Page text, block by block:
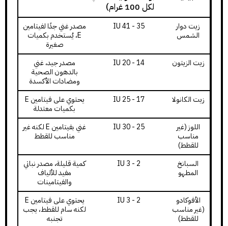
لكل 100 غرام)
زيت دوار
الشمس
35 - 41 IU
مصدر غني جدًا لفيتامين
E، يُستخدم بكميات
صغيرة
زيت الزيتون
14 - 20 IU
مصدر جيد، غني
بالدهون الصحية
ومضادات الأكسدة
زيت الكانولا
17 - 25 IU
يحتوي على فيتامين E
بكميات معتدلة
اللوز (غير
مناسب
للقطط)
25 - 30 IU
غني بفيتامين E لكنه غير
مناسب للقطط
السبانخ
المطهو
2 - 3 IU
كمية قليلة، مصدر نباتي
مفيد للألياف
والفيتامينات
الأفوكادو
(غير مناسب
للقطط)
2 - 3 IU
يحتوي على فيتامين E
لكنه سام للقطط، يجب
تجنبه